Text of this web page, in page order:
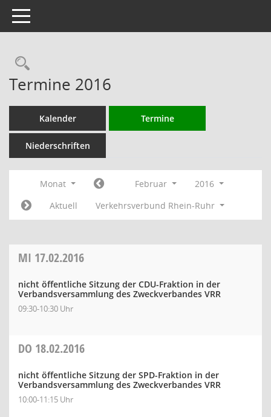
Toggle navigation
Rechercheauswahl
Termine 2016
Kalender Termine
Niederschriften
Monat Februar
2016
Aktuell
Verkehrsverbund Rhein-Ruhr
MI 17.02.2016
nicht öffentliche Sitzung der CDU-Fraktion in der
Verbandsversammlung des Zweckverbandes VRR
09:30-10:30 Uhr
DO 18.02.2016
nicht öffentliche Sitzung der SPD-Fraktion in der
Verbandsversammlung des Zweckverbandes VRR
10:00-11:15 Uhr